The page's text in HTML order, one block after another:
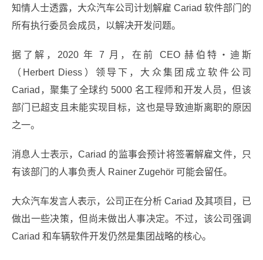
知情人士透露，大众汽车公司计划解雇 Cariad 软件部门的
所有执行委员会成员，以解决开发问题。
据了解，2020 年 7 月，在前 CEO 赫伯特・迪斯
（Herbert Diess）领导下，大众集团成立软件公司
Cariad，聚集了全球约 5000 名工程师和开发人员，但该
部门已超支且未能实现目标，这也是导致迪斯离职的原因
之一。
消息人士表示，Cariad 的监事会预计将签署解雇文件，只
有该部门的人事负责人 Rainer Zugehör 可能会留任。
大众汽车发言人表示，公司正在分析 Cariad 及其项目，已
做出一些决策，但尚未做出人事决定。不过，该公司强调
Cariad 和车辆软件开发仍然是集团战略的核心。